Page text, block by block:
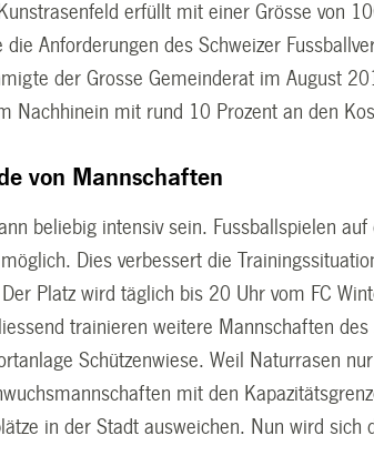
erfüllt mit einer Grösse von
Anforderungen des Schweizer
der Grosse Gemeinderat im August
Nachhinein mit rund 10 Prozent an den
von Mannschaften
beliebig intensiv sein. Fussballspielen
Dies verbessert die
Platz wird täglich bis 20 Uhr vom FC
trainieren weitere Mannschaften
Schützenwiese. Weil Naturrasen
mit den
in der Stadt ausweichen. Nun wird sich